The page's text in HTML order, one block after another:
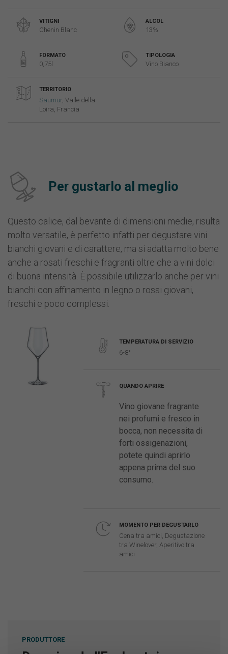
VITIGNI
Chenin Blanc
ALCOL
13%
FORMATO
0,75l
TIPOLOGIA
Vino Bianco
TERRITORIO
Saumur , Valle della
Loira, Francia
Per gustarlo al meglio
Questo calice, dal bevante di dimensioni medie, risulta
molto versatile, è perfetto infatti per degustare vini
bianchi giovani e di carattere, ma si adatta molto bene
anche a rosati freschi e fragranti oltre che a vini dolci
di buona intensità. È possibile utilizzarlo anche per vini
bianchi con affinamento in legno o rossi giovani,
freschi e poco complessi.
TEMPERATURA DI SERVIZIO
6-8°
QUANDO APRIRE
Vino giovane fragrante
nei profumi e fresco in
bocca, non necessita di
forti ossigenazioni,
potete quindi aprirlo
appena prima del suo
consumo.
MOMENTO PER DEGUSTARLO
Cena tra amici, Degustazione
tra Winelover, Aperitivo tra
amici
PRODUTTORE